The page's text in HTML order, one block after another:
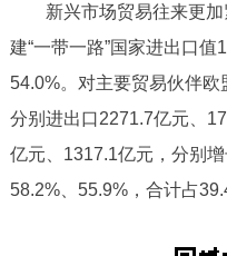
新兴市场贸易往来更
建“一带一路”国家进出口
54.0%。对主要贸易伙伴
分别进出口2271.7亿元、
亿元、1317.1亿元，分别
58.2%、55.9%，合计占